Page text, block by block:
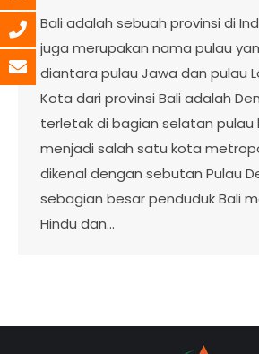
Bali adalah sebuah provinsi di
juga merupakan nama pulau
diantara pulau Jawa dan pulau
Kota dari provinsi Bali adalah
terletak di bagian selatan pulau
menjadi salah satu kota
dikenal dengan sebutan Pulau
sebagian besar penduduk Bali
Hindu dan…